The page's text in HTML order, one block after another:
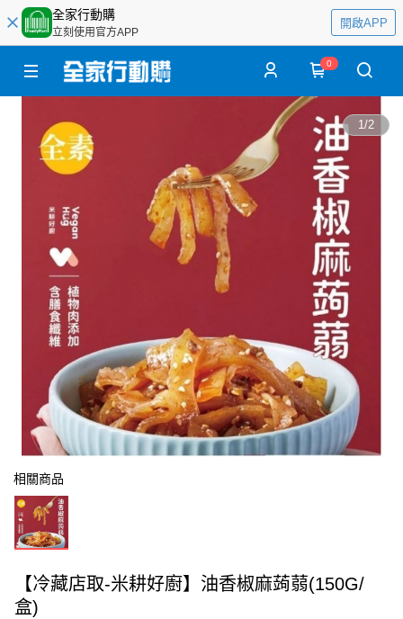
全家行動購
立刻使用官方APP
開啟APP
0
1/2
相關商品
【冷藏店取-米耕好廚】油香椒麻蒟蒻(150G/
盒)